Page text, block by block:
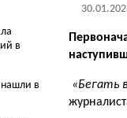
«Бегать
в
в